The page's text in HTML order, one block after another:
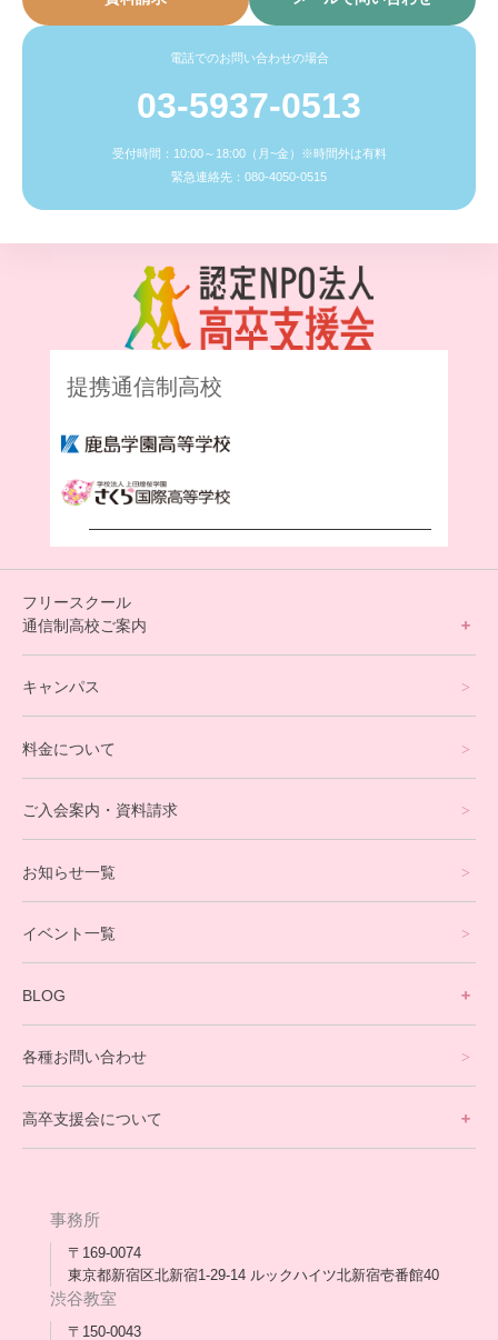
電話でのお問い合わせの場合
03-5937-0513
受付時間：10:00～18:00（月~金）※時間外は有料
緊急連絡先：080-4050-0515
提携通信制高校
フリースクール
通信制高校ご案内
オンラインコース
eスポーツコース
就労支援コース
英会話・海外留学コース
寮生活サポート
卒業生の今
アウトリーチ支援
[家庭訪問カウンセリング]
キャンパス
料金について
ご入会案内・資料請求
お知らせ一覧
イベント一覧
BLOG
保護者交流だより一覧
会長コラム一覧
各種お問い合わせ
高卒支援会について
メディア出演
スタッフ紹介
事務所
〒169-0074
東京都新宿区北新宿1-29-14 ルックハイツ北新宿壱番館40
渋谷教室
〒150-0043